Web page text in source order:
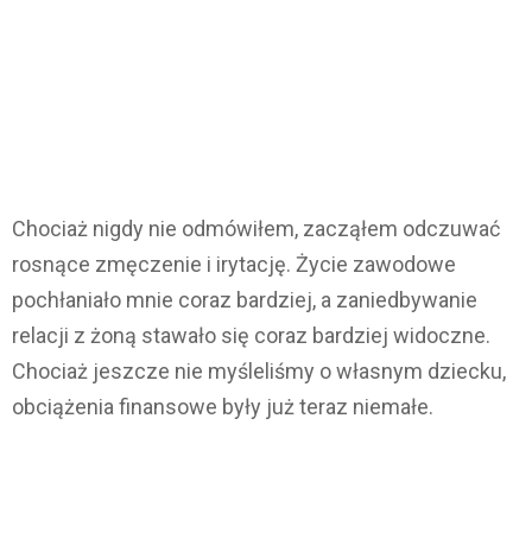
Chociaż nigdy nie odmówiłem, zacząłem odczuwać
rosnące zmęczenie i irytację. Życie zawodowe
pochłaniało mnie coraz bardziej, a zaniedbywanie
relacji z żoną stawało się coraz bardziej widoczne.
Chociaż jeszcze nie myśleliśmy o własnym dziecku,
obciążenia finansowe były już teraz niemałe.